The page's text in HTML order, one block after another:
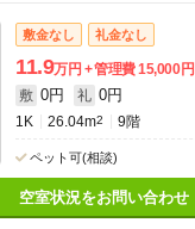
敷金なし 礼金なし
11.9万円 管理費15,000円
敷 0円 礼 0円
1K 26.04m2 9階
ペット可(相談)
空室状況をお問い合わせ